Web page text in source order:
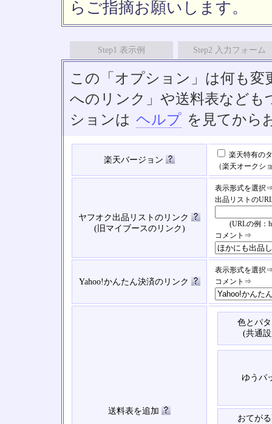
らご指摘お願いします。
Step1 表示例 Step2 入力フォーム
この「オプション」は何も
へのリンク」や送料表など
ションは ヘルプ を見てから
楽天バージョン
楽天特有の
（楽天オークシ
ヤフオク出品リストのリンク
(旧マイブースのリンク)
表示形式を選択
出品リストの
(URLの例：
コメント⇒
Yahoo!かんたん決済のリンク
表示形式を選択
コメント⇒
送料表を追加
色とパ
(共通
ゆうパ
おてが